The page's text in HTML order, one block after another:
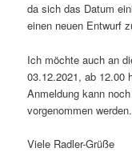
da sich das Datum
einen neuen Entwurf
Ich möchte auch an
03.12.2021, ab 12.00
Anmeldung kann
vorgenommen werden.
Viele Radler-Grüße